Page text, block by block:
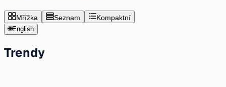
Mřížka Seznam Kompaktní
🌐English
Trendy